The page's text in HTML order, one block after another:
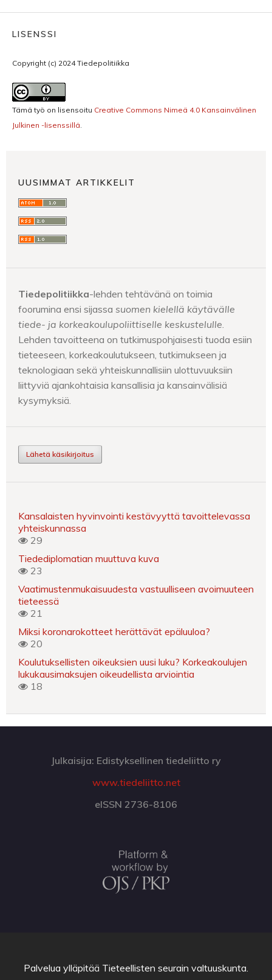
LISENSSI
Copyright (c) 2024 Tiedepolitiikka
Tämä työ on lisensoitu Creative Commons Nimeä 4.0 Kansainvälinen
Julkinen -lisenssillä
UUSIMMAT ARTIKKELIT
Tiedepolitiikka-lehden tehtävänä on toimia
foorumina ensi sijassa suomen kielellä käytävälle
tiede- ja korkeakoulupoliittiselle keskustelulle
Lehden tavoitteena on tutkimuspohjaisesti tuoda esiin
tieteeseen, korkeakoulutukseen, tutkimukseen ja
teknologiaan sekä yhteiskunnallisiin ulottuvuuksiin
liittyviä ajankohtaisia kansallisia ja kansainvälisiä
kysymyksiä.
Lähetä käsikirjoitus
Kansalaisten hyvinvointi kestävyyttä tavoittelevassa
yhteiskunnassa
29
Tiedediplomatian muuttuva kuva
23
Vaatimustenmukaisuudesta vastuulliseen avoimuuteen
tieteessä
21
Miksi koronarokotteet herättävät epäluuloa?
20
Koulutuksellisten oikeuksien uusi luku? Korkeakoulujen
lukukausimaksujen oikeudellista arviointia
18
Julkaisija: Edistyksellinen tiedeliitto ry
www.tiedeliitto.net
eISSN 2736-8106
Palvelua ylläpitää Tieteellisten seurain valtuuskunta.